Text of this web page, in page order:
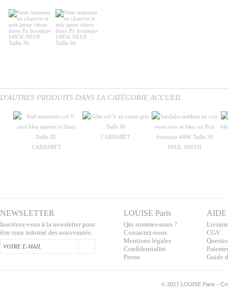
D'AUTRES PRODUITS DANS LA CATÉGORIE ACCUEIL
CARHARTT
CARHARTT
PAUL SMITH
NEWSLETTER
Inscrivez-vous à la newsletter pour
être tenu informé des nouveautés.
LOUISE Paris
Qui sommes-nous ?
Contactez-nous
Mentions légales
Confidentialité
Presse
AIDE
CGV
Guide
© 2017 LOUISE Paris -